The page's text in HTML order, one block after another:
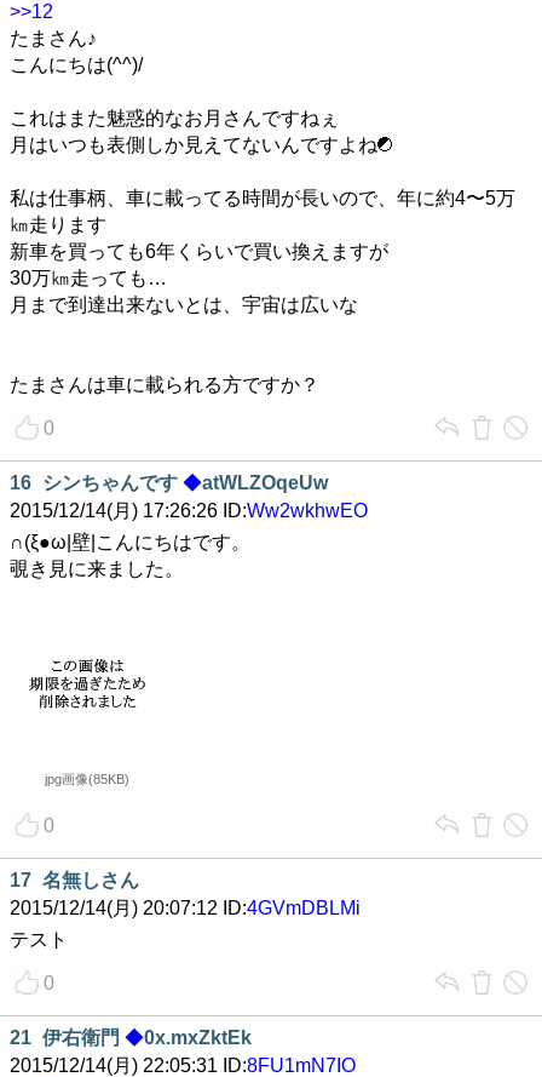
>>12
たまさん♪
こんにちは(^^)/
これはまた魅惑的なお月さんですねぇ
月はいつも表側しか見えてないんですよね
私は仕事柄、車に載ってる時間が長いので、年に約4〜5万
㎞走ります
新車を買っても6年くらいで買い換えますが
30万㎞走っても…
月まで到達出来ないとは、宇宙は広いな
たまさんは車に載られる方ですか？
0
16 シンちゃんです ◆atWLZOqeUw
2015/12/14(月) 17:26:26 ID:Ww2wkhwEO
∩(ξ●ω|壁|こんにちはです。
覗き見に来ました。
jpg画像(85KB)
0
17 名無しさん
2015/12/14(月) 20:07:12 ID:4GVmDBLMi
テスト
0
21 伊右衛門 ◆0x.mxZktEk
2015/12/14(月) 22:05:31 ID:8FU1mN7IO